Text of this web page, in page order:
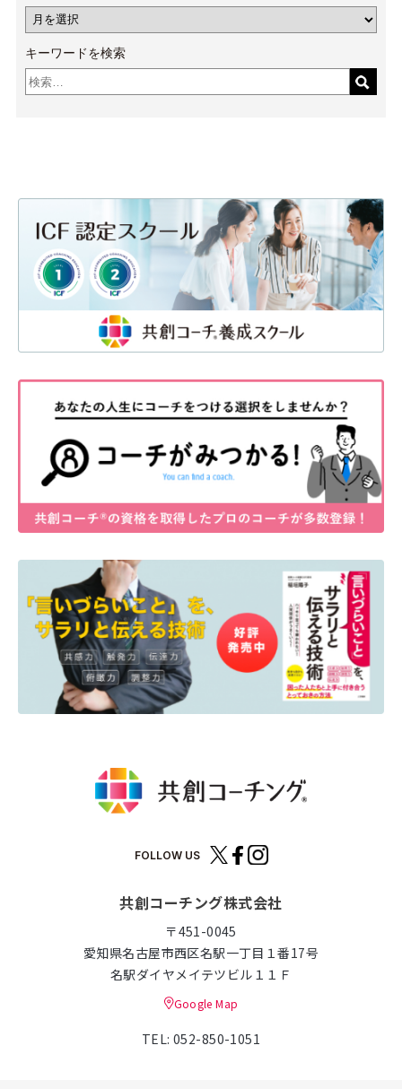
キーワードを検索
FOLLOW US
共創コーチング株式会社
〒451-0045
愛知県名古屋市西区名駅一丁目１番17号
名駅ダイヤメイテツビル１１Ｆ
Google Map
TEL: 052-850-1051